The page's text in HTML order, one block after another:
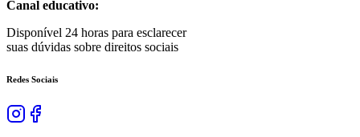
Canal educativo:
Disponível 24 horas para esclarecer
suas dúvidas sobre direitos sociais
Redes Sociais